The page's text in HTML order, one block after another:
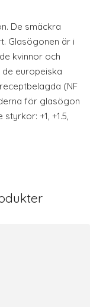
De smäckra
Glasögonen är i
kvinnor och
de europeiska
(NF
för glasögon
+1, +1.5,